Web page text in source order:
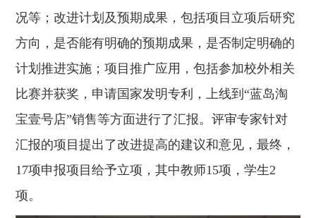
况等；改进计划及预期成果，包括项目立项后研究
方向，是否能有明确的预期成果，是否制定明确的
计划推进实施；项目推广应用，包括参加校外相关
比赛并获奖，申请国家发明专利，上线到“蓝岛淘
宝壹号店”销售等方面进行了汇报。评审专家针对
汇报的项目提出了改进提高的建议和意见，最终，
17项申报项目给予立项，其中教师15项，学生2
项。